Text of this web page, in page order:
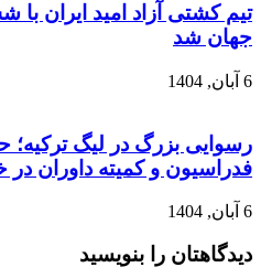
تیم کشتی آزاد امید ایران
جهان شد
6 آبان, 1404
رسوایی بزرگ در لیگ ترکیه؛
فدراسیون و کمیته داوران در
6 آبان, 1404
دیدگاهتان را بنویسید